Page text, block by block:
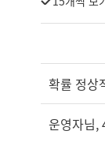
확률 정상
운영자님,